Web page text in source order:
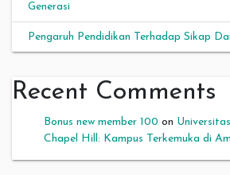
Generasi
Pengaruh Pendidikan Terhadap Sikap
Recent Comments
Bonus new member 100 on
Chapel Hill: Kampus Terkemuka di